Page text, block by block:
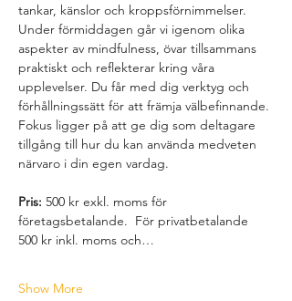
tankar, känslor och kroppsförnimmelser.
Under förmiddagen går vi igenom olika
aspekter av mindfulness, övar tillsammans
praktiskt och reflekterar kring våra
upplevelser. Du får med dig verktyg och
förhållningssätt för att främja välbefinnande.
Fokus ligger på att ge dig som deltagare
tillgång till hur du kan använda medveten
närvaro i din egen vardag.
Pris: 500 kr exkl. moms för
företagsbetalande.  För privatbetalande
500 kr inkl. moms och…
Show More